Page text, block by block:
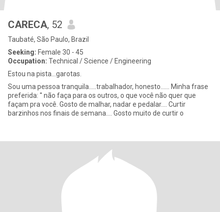
CARECA, 52
Taubaté, São Paulo, Brazil
Seeking: Female 30 - 45
Occupation: Technical / Science / Engineering
Estou na pista...garotas.
Sou uma pessoa tranquila.....trabalhador, honesto...... Minha frase
preferida: '' não faça para os outros, o que você não quer que
façam pra você. Gosto de malhar, nadar e pedalar.... Curtir
barzinhos nos finais de semana.... Gosto muito de curtir o